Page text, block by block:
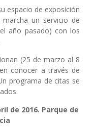
espacio de exposición
un servicio de
año pasado) con los
(25 de marzo al 8
conocer a través de
programa de citas se
de 2016. Parque de